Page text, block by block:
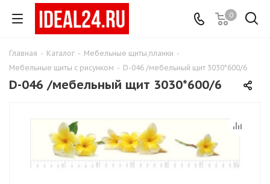
0
Главная - Каталог - Мебельные щиты,планки -
Мебельные щиты с рисунком - D-046 /мебельный щит 3030*600/6
D-046 /мебельный щит 3030*600/6